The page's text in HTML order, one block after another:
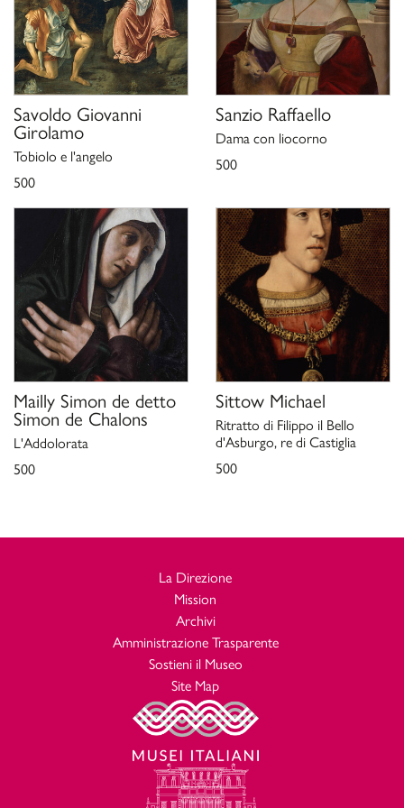
Savoldo Giovanni
Girolamo
Tobiolo e l'angelo
500
Sanzio Raffaello
Dama con liocorno
500
Mailly Simon de detto
Simon de Chalons
L'Addolorata
500
Sittow Michael
Ritratto di Filippo il Bello
d'Asburgo, re di Castiglia
500
La Direzione
Mission
Archivi
Amministrazione Trasparente
Sostieni il Museo
Site Map